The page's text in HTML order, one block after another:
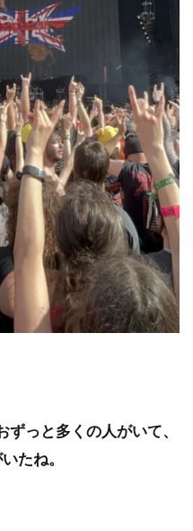
っと多くの人がいて、
たね。